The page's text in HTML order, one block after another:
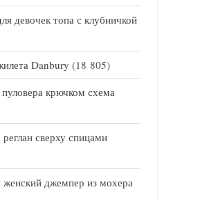
девочек топа с клубничкой
Danbury (18 805)
крючком схема
сверху спицами
джемпер из мохера